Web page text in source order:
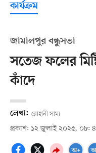
কার্যক্রম
জামালপুর বন্ধুসভা
সতেজ ফলের
কাঁদে
লেখা: রোহানী সাম্য
প্রকাশ: ১২ জুলাই ২০২৫, ০৮: